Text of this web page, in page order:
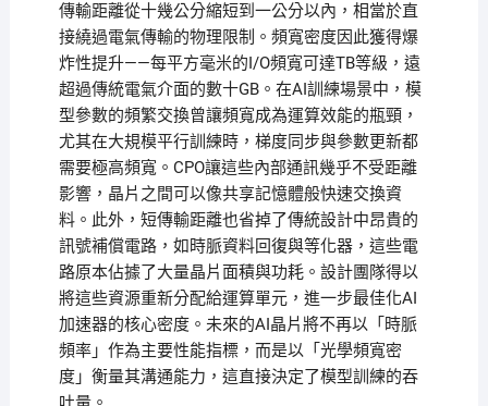
傳輸距離從十幾公分縮短到一公分以內，相當於直
接繞過電氣傳輸的物理限制。頻寬密度因此獲得爆
炸性提升——每平方毫米的I/O頻寬可達TB等級，遠
超過傳統電氣介面的數十GB。在AI訓練場景中，模
型參數的頻繁交換曾讓頻寬成為運算效能的瓶頸，
尤其在大規模平行訓練時，梯度同步與參數更新都
需要極高頻寬。CPO讓這些內部通訊幾乎不受距離
影響，晶片之間可以像共享記憶體般快速交換資
料。此外，短傳輸距離也省掉了傳統設計中昂貴的
訊號補償電路，如時脈資料回復與等化器，這些電
路原本佔據了大量晶片面積與功耗。設計團隊得以
將這些資源重新分配給運算單元，進一步最佳化AI
加速器的核心密度。未來的AI晶片將不再以「時脈
頻率」作為主要性能指標，而是以「光學頻寬密
度」衡量其溝通能力，這直接決定了模型訓練的吞